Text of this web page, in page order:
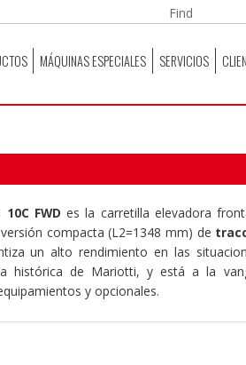
MÁQUINAS ESPECIALES SERVICIOS
10C FWDes la carretilla elevadora
compacta (L2=1348 mm) de
un alto rendimiento en las
histórica de Mariotti, y está a la
y opcionales.